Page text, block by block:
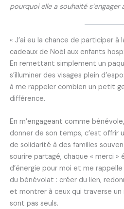
pourquoi elle a souhaité s’engager
« J’ai eu la chance de participer à
cadeaux de Noël aux enfants
En remettant simplement un
s’illuminer des visages plein
à me rappeler combien un petit
différence.
En m’engageant comme
donner de son temps, c’est offrir
de solidarité à des familles
sourire partagé, chaque « merci »
d’énergie pour moi et me rappelle
du bénévolat : créer du lien,
et montrer à ceux qui traverse un
sont pas seuls.